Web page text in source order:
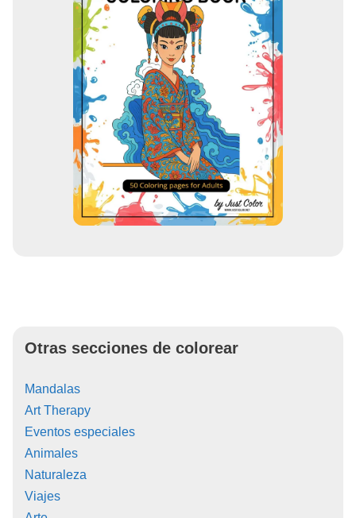
Otras secciones de colorear
Mandalas
Art Therapy
Eventos especiales
Animales
Naturaleza
Viajes